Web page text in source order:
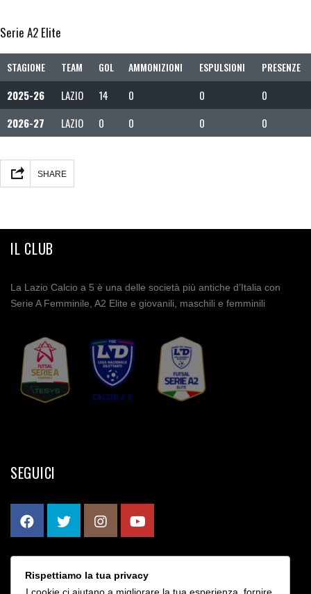
Serie A2 Elite
STAGIONE TEAM GOL AMMONIZIONI ESPULSIONI PRESENZE
2025-26 LAZIO 14 0 0
0
2026-27
LAZIO 0 0 0 0
SHARE
IL CLUB
La Lazio Calcio a 5 è una delle società più antiche d’Italia con
Serie A Femminile, A2 Elite e giovanili, maschili e femminili
SEGUICI
CONTATTI
Rispettiamo la tua privacy